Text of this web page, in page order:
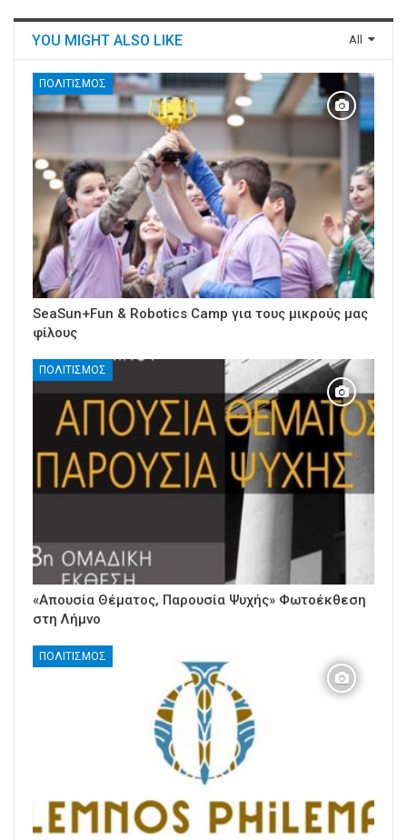
All
YOU MIGHT ALSO LIKE
ΠΟΛΙΤΙΣΜΌΣ
SeaSun+Fun & Robotics Camp για τους μικρούς μας
φίλους
ΠΟΛΙΤΙΣΜΌΣ
«Απουσία Θέματος, Παρουσία Ψυχής» Φωτοέκθεση
στη Λήμνο
ΠΟΛΙΤΙΣΜΌΣ